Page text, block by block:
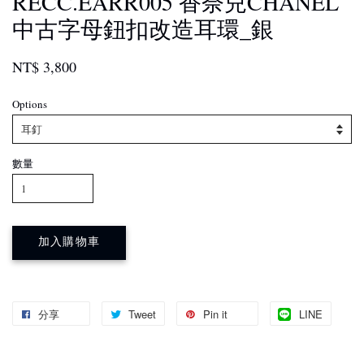
中古字母鈕扣改造耳環_銀
NT$ 3,800
Options
數量
加入購物車
分享 Tweet Pin it LINE